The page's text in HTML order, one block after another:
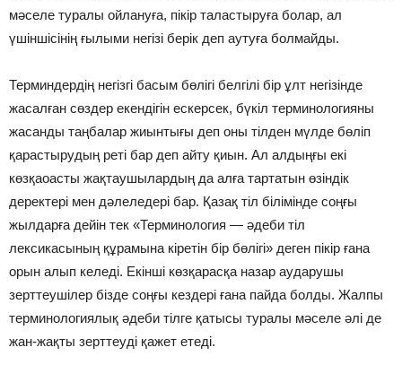
мәселе туралы ойлануға, пікір таластыруға болар, ал
үшіншісінің ғылыми негізі берік деп аутуға болмайды.
Терминдердің негізгі басым бөлігі белгілі бір ұлт негізінде
жасалған сөздер екендігін ескерсек, бүкіл терминологияны
жасанды таңбалар жиынтығы деп оны тілден мүлде бөліп
қарастырудың реті бар деп айту қиын. Ал алдыңғы екі
көзқаоасты жақтаушылардың да алға тартатын өзіндік
деректері мен дәлеледері бар. Қазақ тіл білімінде соңғы
жылдарға дейін тек «Терминология — әдеби тіл
лексикасының құрамына кіретін бір бөлігі» деген пікір ғана
орын алып келеді. Екінші көзқарасқа назар аударушы
зерттеушілер бізде соңғы кездері ғана пайда болды. Жалпы
терминологиялық әдеби тілге қатысы туралы мәселе әлі де
жан-жақты зерттеуді қажет етеді.